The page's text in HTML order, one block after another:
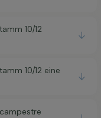
10/12
10/12 eine